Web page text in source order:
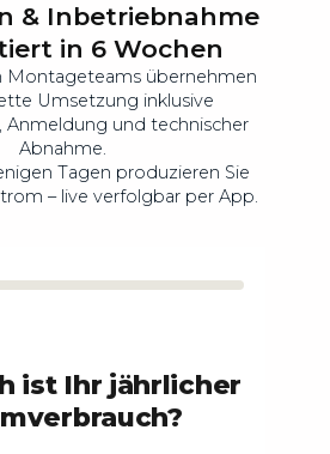
& Inbetriebnahme
in 6 Wochen
Montageteams übernehmen
Umsetzung inklusive
Anmeldung und technischer
Abnahme.
Tagen produzieren Sie
– live verfolgbar per App.
ist Ihr jährlicher